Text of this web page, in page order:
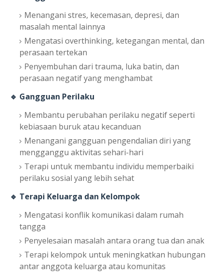
Menangani stres, kecemasan, depresi, dan
masalah mental lainnya
Mengatasi overthinking, ketegangan mental, dan
perasaan tertekan
Penyembuhan dari trauma, luka batin, dan
perasaan negatif yang menghambat
🔹 Gangguan Perilaku
Membantu perubahan perilaku negatif seperti
kebiasaan buruk atau kecanduan
Menangani gangguan pengendalian diri yang
mengganggu aktivitas sehari-hari
Terapi untuk membantu individu memperbaiki
perilaku sosial yang lebih sehat
🔹 Terapi Keluarga dan Kelompok
Mengatasi konflik komunikasi dalam rumah
tangga
Penyelesaian masalah antara orang tua dan anak
Terapi kelompok untuk meningkatkan hubungan
antar anggota keluarga atau komunitas